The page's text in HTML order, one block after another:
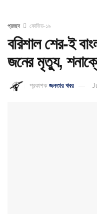
প্রচ্ছদ কোভিড-১৯
বরিশাল শের-ই
জনের মৃত্যু,
প্রকাশক জনতার খবর